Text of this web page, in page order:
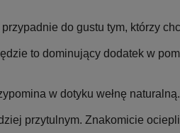
do gustu tym, którzy
to dominujący dodatek w
w dotyku wełnę
przytulnym. Znakomicie